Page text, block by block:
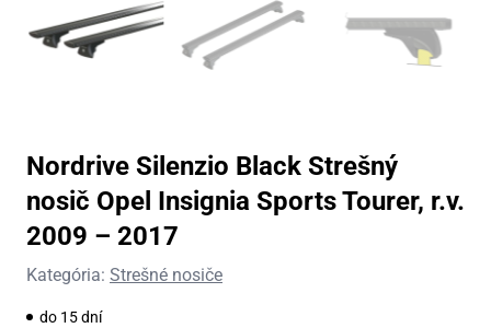
Nordrive Silenzio Black Strešný
nosič Opel Insignia Sports Tourer, r.v.
2009 – 2017
Kategória: Strešné nosiče
do 15 dní